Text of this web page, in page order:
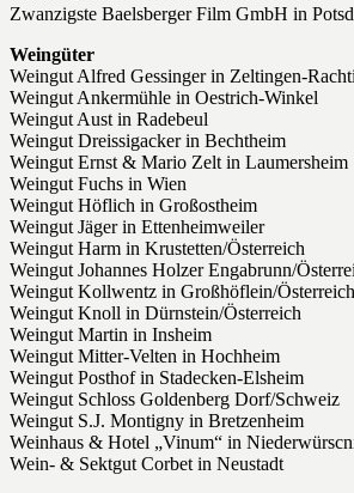
Zwanzigste Baelsberger Film GmbH in
Weingüter
Weingut Alfred Gessinger in Zeltingen-
Weingut Ankermühle in Oestrich-Winkel
Weingut Aust in Radebeul
Weingut Dreissigacker in Bechtheim
Weingut Ernst & Mario Zelt in Laumersheim
Weingut Fuchs in Wien
Weingut Höflich in Großostheim
Weingut Jäger in Ettenheimweiler
Weingut Harm in Krustetten/Österreich
Weingut Johannes Holzer Engabrunn/
Weingut Kollwentz in Großhöflein/Österreich
Weingut Knoll in Dürnstein/Österreich
Weingut Martin in Insheim
Weingut Mitter-Velten in Hochheim
Weingut Posthof in Stadecken-Elsheim
Weingut Schloss Goldenberg Dorf/Schweiz
Weingut S.J. Montigny in Bretzenheim
Weinhaus & Hotel „Vinum“ in
Wein- & Sektgut Corbet in Neustadt